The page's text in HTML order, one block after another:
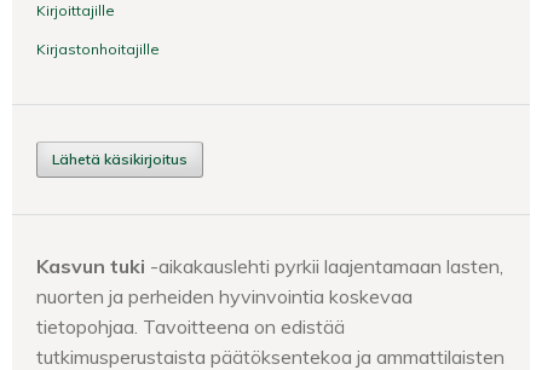
Kirjoittajille
Kirjastonhoitajille
Lähetä käsikirjoitus
Kasvun tuki -aikakauslehti pyrkii laajentamaan lasten,
nuorten ja perheiden hyvinvointia koskevaa
tietopohjaa. Tavoitteena on edistää
tutkimusperustaista päätöksentekoa ja ammattilaisten